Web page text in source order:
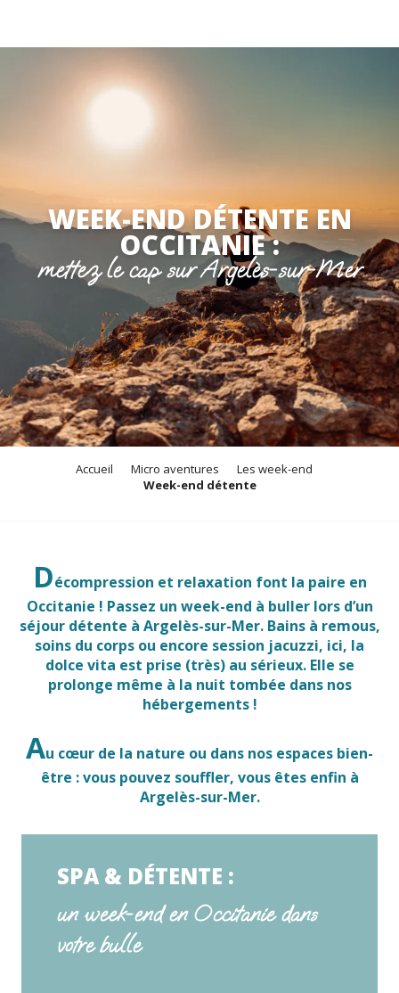
WEEK-END DÉTENTE EN
OCCITANIE :
mettez le cap sur Argelès-sur-Mer
Accueil Micro aventures
Les week-end
Week-end détente
Décompression et relaxation font la paire en
Occitanie ! Passez un week-end à buller lors d’un
séjour détente à Argelès-sur-Mer. Bains à remous,
soins du corps ou encore session jacuzzi, ici, la
dolce vita est prise (très) au sérieux. Elle se
prolonge même à la nuit tombée dans nos
hébergements !
Au cœur de la nature ou dans nos espaces bien-
être : vous pouvez souffler, vous êtes enfin à
Argelès-sur-Mer.
SPA & DÉTENTE :
un week-end en Occitanie dans
votre bulle